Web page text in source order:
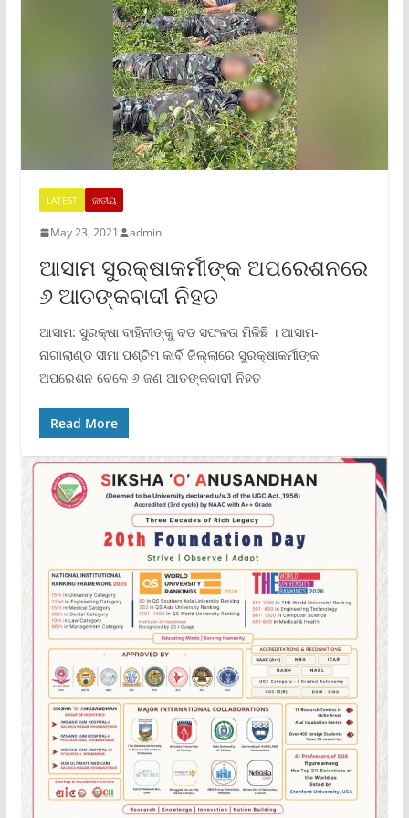
LATEST ଜାତୀୟ
May 23, 2021 admin
ଆସାମ ସୁରକ୍ଷାକର୍ମୀଙ୍କ ଅପରେଶନରେ
୬ ଆତଙ୍କବାଦୀ ନିହତ
ଆସାମ: ସୁରକ୍ଷା ବାହିନୀଙ୍କୁ ବଡ ସଫଳତା ମିଳିଛି । ଆସାମ-
ନାଗାଲାଣ୍ଡ ସୀମା ପଶ୍ଚିମ କାର୍ବି ଜିଲ୍ଲାରେ ସୁରକ୍ଷାକର୍ମୀଙ୍କ
ଅପରେଶନ ବେଳେ ୬ ଜଣ ଆତଙ୍କବାଦୀ ନିହତ
Read More